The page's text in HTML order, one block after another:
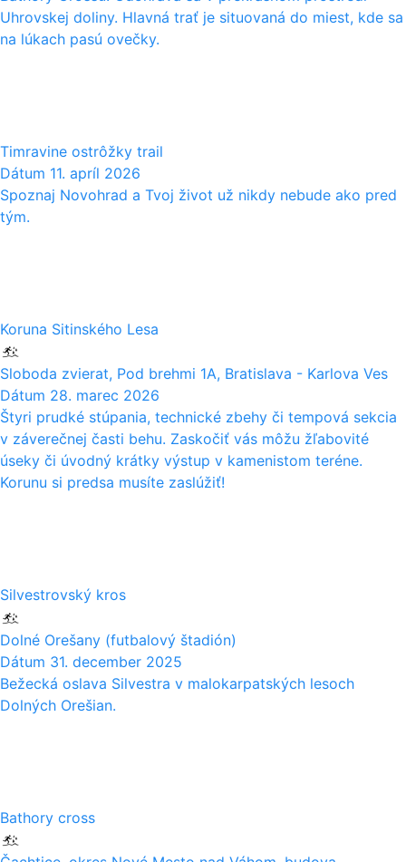
Uhrovskej doliny. Hlavná trať je situovaná do miest, kde sa
na lúkach pasú ovečky.
Timravine ostrôžky trail
Dátum 11. apríl 2026
Spoznaj Novohrad a Tvoj život už nikdy nebude ako pred
tým.
Koruna Sitinského Lesa
Sloboda zvierat, Pod brehmi 1A, Bratislava - Karlova Ves
Dátum 28. marec 2026
Štyri prudké stúpania, technické zbehy či tempová sekcia
v záverečnej časti behu. Zaskočiť vás môžu žľabovité
úseky či úvodný krátky výstup v kamenistom teréne.
Korunu si predsa musíte zaslúžiť!
Silvestrovský kros
Dolné Orešany (futbalový štadión)
Dátum 31. december 2025
Bežecká oslava Silvestra v malokarpatských lesoch
Dolných Orešian.
Bathory cross